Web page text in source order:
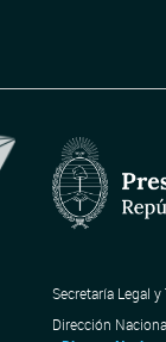
Secretaría Legal y
Dirección